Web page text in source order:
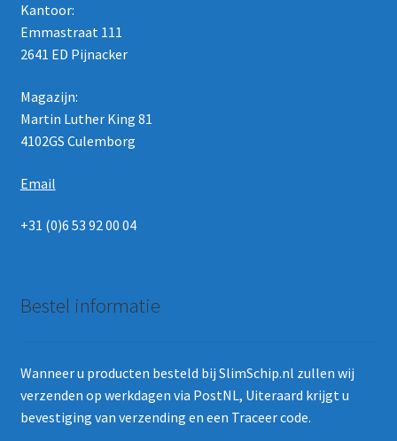
Kantoor:
Emmastraat 111
2641 ED Pijnacker
Magazijn:
Martin Luther King 81
4102GS Culemborg
Email
+31 (0)6 53 92 00 04
Bestel informatie
Wanneer u producten besteld bij SlimSchip.nl zullen wij
verzenden op werkdagen via PostNL, Uiteraard krijgt u
bevestiging van verzending en een Traceer code.